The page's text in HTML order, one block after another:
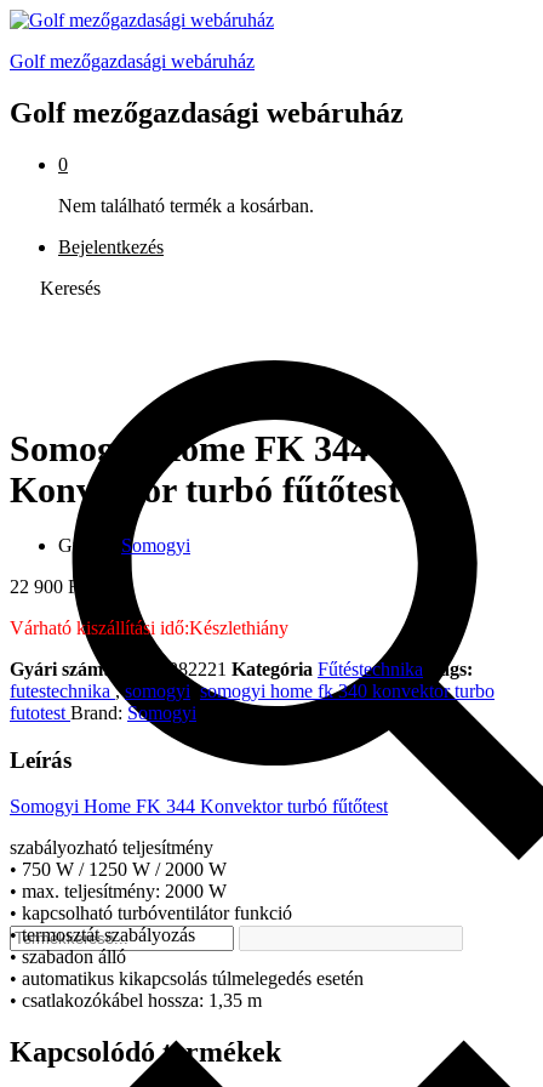
Golf mezőgazdasági webáruház
Golf mezőgazdasági webáruház
0
Nem található termék a kosárban.
Bejelentkezés
Keresés
Somogyi Home FK 344
Konvektor turbó fűtőtest
Gyártó: Somogyi
22 900 Ft
Várható kiszállítási idő:Készlethiány
Gyári szám:
0-1614282221 Kategória Fűtéstechnika
Tags:
futestechnika,somogyi ,somogyi home fk 340 konvektor turbo
futotest Brand: Somogyi
Leírás
Somogyi Home FK 344 Konvektor turbó fűtőtest
szabályozható teljesítmény
• 750 W / 1250 W / 2000 W
• max. teljesítmény: 2000 W
• kapcsolható turbóventilátor funkció
• termosztát szabályozás
• szabadon álló
• automatikus kikapcsolás túlmelegedés esetén
• csatlakozókábel hossza: 1,35 m
Kapcsolódó termékek